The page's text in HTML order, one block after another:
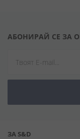
АБОНИРАЙ СЕ ЗА
ЗА S&D